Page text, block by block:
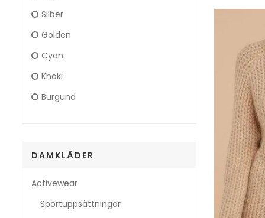
Silber
Golden
Cyan
Khaki
Burgund
DAMKLÄDER
Activewear
Sportuppsättningar